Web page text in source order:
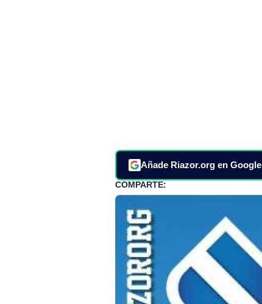
Añade Riazor.org en Google
COMPARTE: